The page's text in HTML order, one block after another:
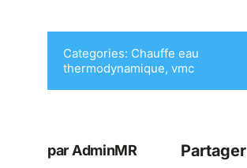
Categories: Chauffe eau
thermodynamique, vmc
par AdminMR Partager